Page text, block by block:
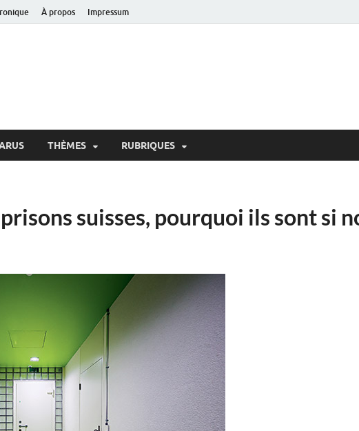
À propos Impressum
THÈMES RUBRIQUES
suisses, pourquoi ils sont si